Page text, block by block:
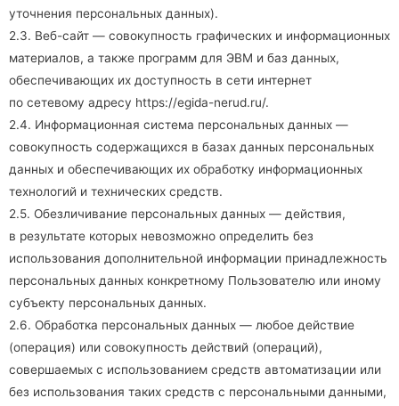
уточнения персональных данных).
2.3. Веб-сайт — совокупность графических и информационных
материалов, а также программ для ЭВМ и баз данных,
обеспечивающих их доступность в сети интернет
по сетевому адресу https://egida-nerud.ru/.
2.4. Информационная система персональных данных —
совокупность содержащихся в базах данных персональных
данных и обеспечивающих их обработку информационных
технологий и технических средств.
2.5. Обезличивание персональных данных — действия,
в результате которых невозможно определить без
использования дополнительной информации принадлежность
персональных данных конкретному Пользователю или иному
субъекту персональных данных.
2.6. Обработка персональных данных — любое действие
(операция) или совокупность действий (операций),
совершаемых с использованием средств автоматизации или
без использования таких средств с персональными данными,